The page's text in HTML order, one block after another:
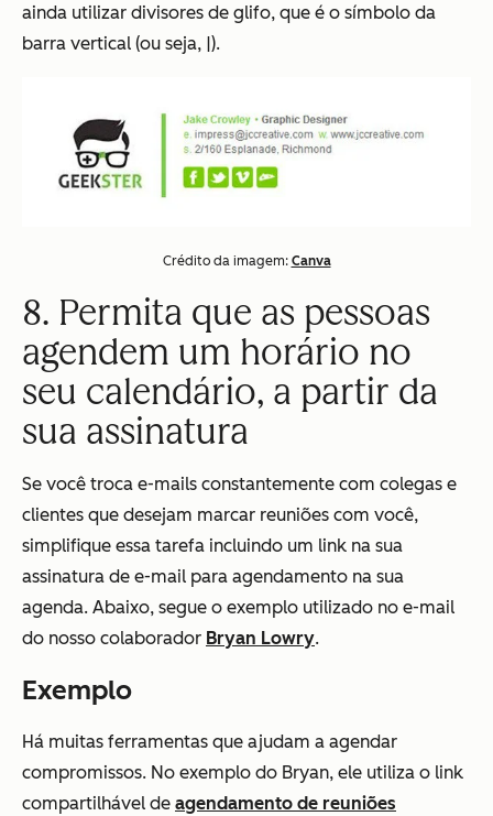
ainda utilizar divisores de glifo, que é o símbolo da
barra vertical (ou seja, |).
Crédito da imagem: Canva
8. Permita que as pessoas
agendem um horário no
seu calendário, a partir da
sua assinatura
Se você troca e-mails constantemente com colegas e
clientes que desejam marcar reuniões com você,
simplifique essa tarefa incluindo um link na sua
assinatura de e-mail para agendamento na sua
agenda. Abaixo, segue o exemplo utilizado no e-mail
do nosso colaborador Bryan Lowry.
Exemplo
Há muitas ferramentas que ajudam a agendar
compromissos. No exemplo do Bryan, ele utiliza o link
compartilhável de agendamento de reuniões